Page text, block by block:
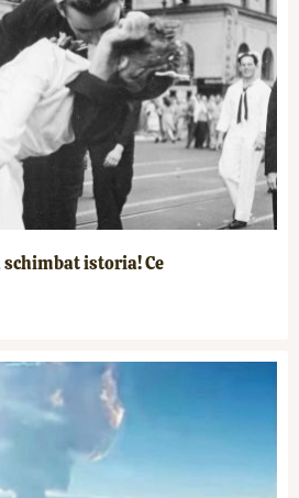
schimbat istoria! Ce